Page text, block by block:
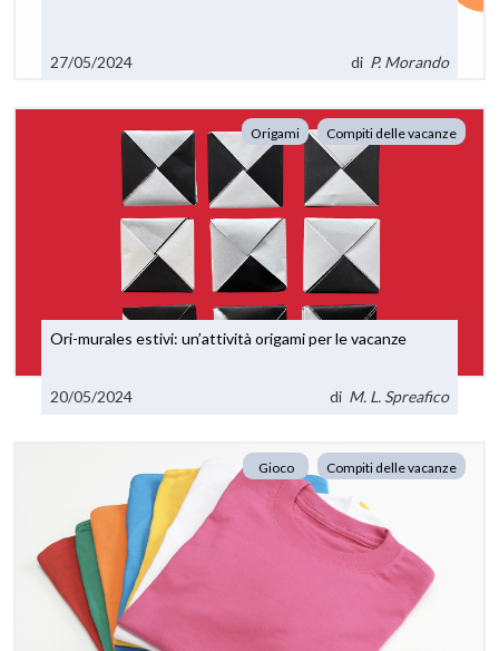
27/05/2024 di P. Morando
Origami Compiti delle vacanze
Ori-murales estivi: un’attività origami per le vacanze
20/05/2024 di M. L. Spreafico
Gioco Compiti delle vacanze